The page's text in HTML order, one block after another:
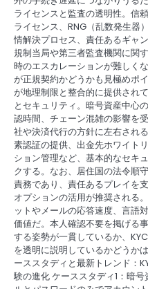
ライセンスと監査の透明性。信
ライセンス、RNG（乱数発生器
情解決プロセス、責任あるギャ
規制当局や第三者監査機関に関
時のエスカレーションが難しく
が正規契約かどうかも見極めポ
が地理制限と整合的に提供され
とセキュリティ。暗号資産中心
認時間、チェーン混雑の影響を
社や決済代行の方針に左右され
素認証の提供、出金先ホワイト
ション管理など、基本的なセキ
クする。なお、居住国の法令順
責務であり、責任あるプレイを
オプションの活用が推奨される
ットやメールの応答速度、言語
価値だ。本人確認不要を掲げる
する姿勢が一貫しているか、
を透明に説明しているかどうか
ーススタディと最新トレンド：
験の進化 ケーススタディ1：暗